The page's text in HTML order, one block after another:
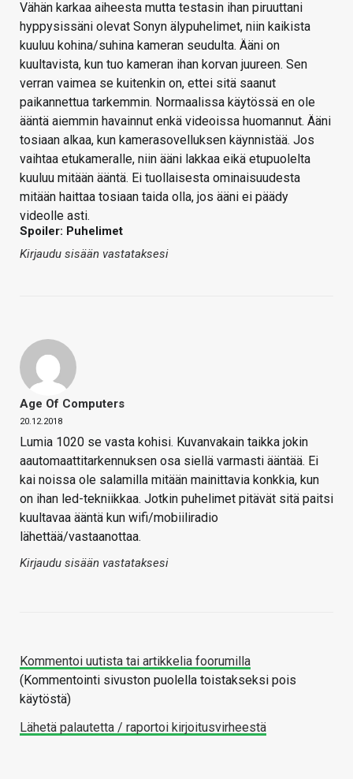
Vähän karkaa aiheesta mutta testasin ihan piruuttani
hyppysissäni olevat Sonyn älypuhelimet, niin kaikista
kuuluu kohina/suhina kameran seudulta. Ääni on
kuultavista, kun tuo kameran ihan korvan juureen. Sen
verran vaimea se kuitenkin on, ettei sitä saanut
paikannettua tarkemmin. Normaalissa käytössä en ole
ääntä aiemmin havainnut enkä videoissa huomannut. Ääni
tosiaan alkaa, kun kamerasovelluksen käynnistää. Jos
vaihtaa etukameralle, niin ääni lakkaa eikä etupuolelta
kuuluu mitään ääntä. Ei tuollaisesta ominaisuudesta
mitään haittaa tosiaan taida olla, jos ääni ei päädy
videolle asti.
Spoiler: Puhelimet
Kirjaudu sisään vastataksesi
Age Of Computers
20.12.2018
Lumia 1020 se vasta kohisi. Kuvanvakain taikka jokin
aautomaattitarkennuksen osa siellä varmasti ääntää. Ei
kai noissa ole salamilla mitään mainittavia konkkia, kun
on ihan led-tekniikkaa. Jotkin puhelimet pitävät sitä paitsi
kuultavaa ääntä kun wifi/mobiiliradio
lähettää/vastaanottaa.
Kirjaudu sisään vastataksesi
Kommentoi uutista tai artikkelia foorumilla
(Kommentointi sivuston puolella toistakseksi pois
käytöstä)
Lähetä palautetta / raportoi kirjoitusvirheestä